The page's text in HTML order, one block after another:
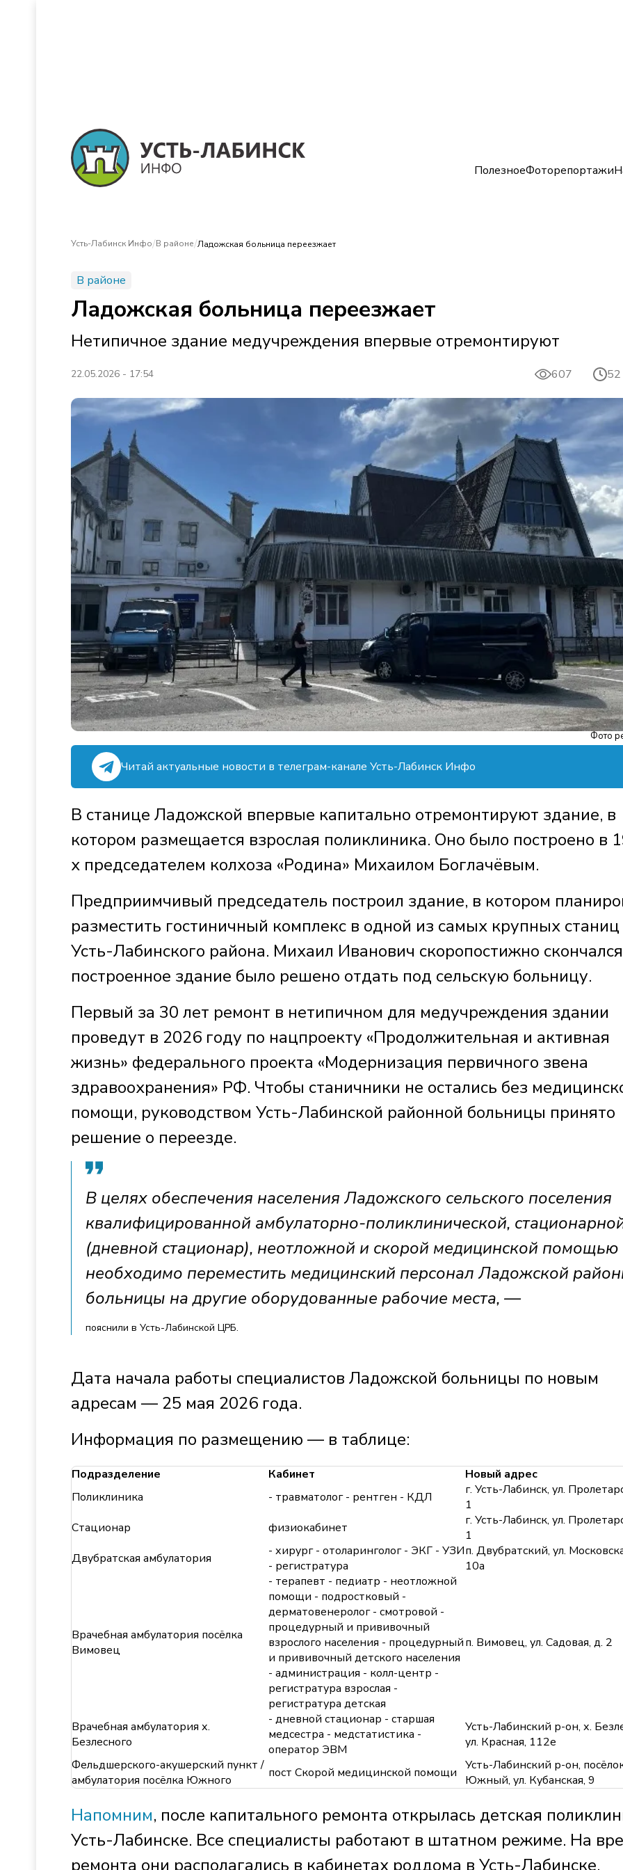
ПолезноеФоторепортажи
Усть-Лабинск Инфо/В районе/Ладожская больница переезжает
В районе
Ладожская больница переезжает
Нетипичное здание медучреждения впервые отремонтируют
22.05.2026 - 17:54 607 52
Фото
Читай актуальные новости в телеграм-канале Усть-Лабинск Инфо
В станице Ладожской впервые капитально отремонтируют здание, в
котором размещается взрослая поликлиника. Оно было построено в
х председателем колхоза «Родина» Михаилом Боглачёвым.
Предприимчивый председатель построил здание, в котором
разместить гостиничный комплекс в одной из самых крупных станиц
Усть-Лабинского района. Михаил Иванович скоропостижно
построенное здание было решено отдать под сельскую больницу.
Первый за 30 лет ремонт в нетипичном для медучреждения здании
проведут в 2026 году по нацпроекту «Продолжительная и активная
жизнь» федерального проекта «Модернизация первичного звена
здравоохранения» РФ. Чтобы станичники не остались без
помощи, руководством Усть-Лабинской районной больницы принято
решение о переезде.
В целях обеспечения населения Ладожского сельского поселения
квалифицированной амбулаторно-поликлинической,
(дневной стационар), неотложной и скорой медицинской помощью
необходимо переместить медицинский персонал Ладожской
больницы на другие оборудованные рабочие места, —
пояснили в Усть-Лабинской ЦРБ.
Дата начала работы специалистов Ладожской больницы по новым
адресам — 25 мая 2026 года.
Информация по размещению — в таблице:
Подразделение Кабинет
Новый адрес
Поликлиника
- травматолог - рентген - КДЛ
г. Усть-Лабинск, ул.
1
Стационар
физиокабинет
г. Усть-Лабинск, ул.
1
Двубратская амбулатория
- хирург - отоларинголог - ЭКГ - УЗИ
- регистратура
п. Двубратский, ул.
10а
Врачебная амбулатория посёлка
Вимовец
- терапевт - педиатр - неотложной
помощи - подростковый -
дерматовенеролог - смотровой -
процедурный и прививочный
взрослого населения - процедурный
и прививочный детского населения
- администрация - колл-центр -
регистратура взрослая -
регистратура детская
п. Вимовец, ул. Садовая, д. 2
Врачебная амбулатория х.
Безлесного
- дневной стационар - старшая
медсестра - медстатистика -
оператор ЭВМ
Усть-Лабинский р-он, х.
ул. Красная, 112е
Фельдшерского-акушерский пункт /
амбулатория посёлка Южного
пост Скорой медицинской помощи Усть-Лабинский р-он,
Южный, ул. Кубанская, 9
Напомним, после капитального ремонта открылась детская
Усть-Лабинске. Все специалисты работают в штатном режиме. На
ремонта они располагались в кабинетах роддома в Усть-Лабинске.